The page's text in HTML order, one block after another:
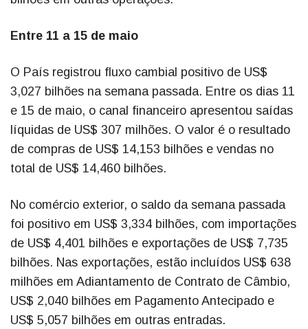
Entre 11 a 15 de maio
O País registrou fluxo cambial positivo de US$
3,027 bilhões na semana passada. Entre os dias 11
e 15 de maio, o canal financeiro apresentou saídas
líquidas de US$ 307 milhões. O valor é o resultado
de compras de US$ 14,153 bilhões e vendas no
total de US$ 14,460 bilhões.
No comércio exterior, o saldo da semana passada
foi positivo em US$ 3,334 bilhões, com importações
de US$ 4,401 bilhões e exportações de US$ 7,735
bilhões. Nas exportações, estão incluídos US$ 638
milhões em Adiantamento de Contrato de Câmbio,
US$ 2,040 bilhões em Pagamento Antecipado e
US$ 5,057 bilhões em outras entradas.